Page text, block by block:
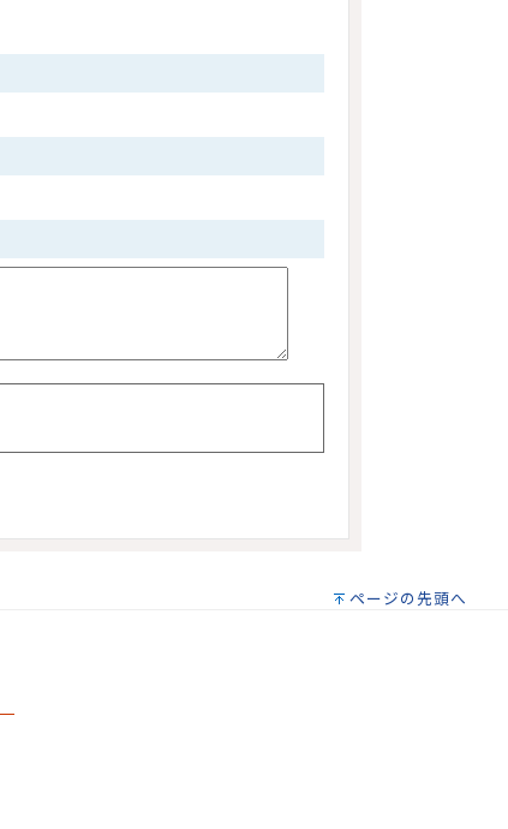
ページの先頭へ